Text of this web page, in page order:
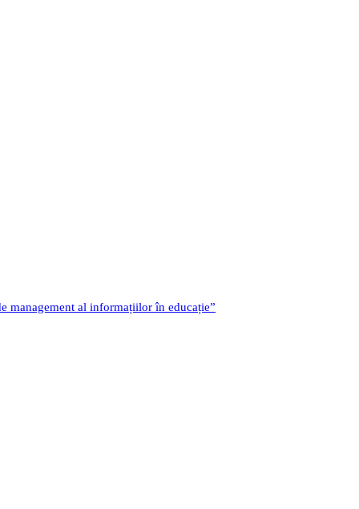
management al informațiilor în educație”